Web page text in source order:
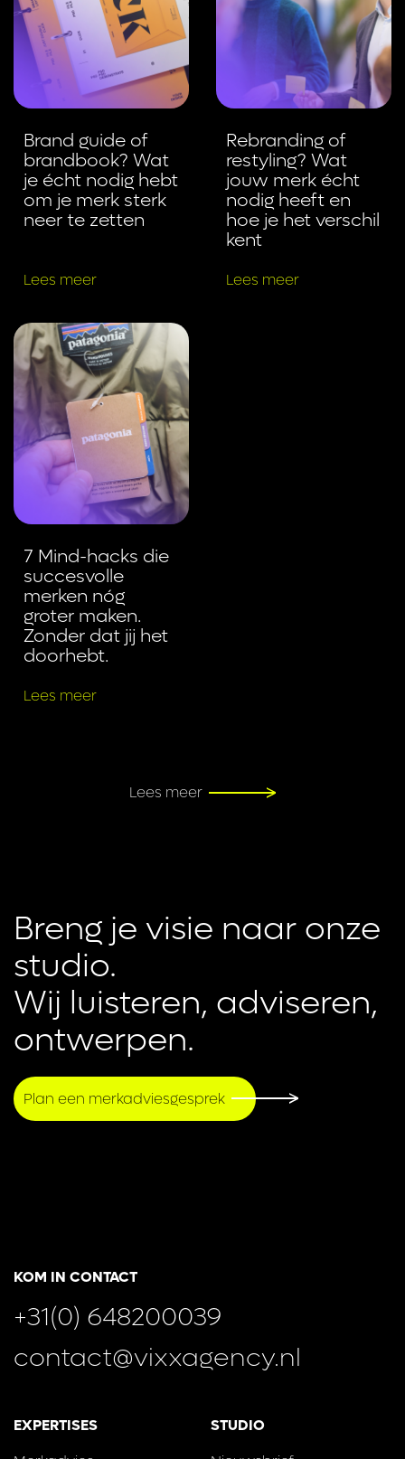
Brand guide of
brandbook? Wat
je écht nodig hebt
om je merk sterk
neer te zetten
Lees meer
Rebranding of
restyling? Wat
jouw merk écht
nodig heeft en
hoe je het verschil
kent
Lees meer
7 Mind-hacks die
succesvolle
merken nóg
groter maken.
Zonder dat jij het
doorhebt.
Lees meer
Lees meer
Breng je visie naar onze
studio.
Wij luisteren, adviseren,
ontwerpen.
Plan een merkadviesgesprek
KOM IN CONTACT
+31(0) 648200039
contact@vixxagency.nl
EXPERTISES
STUDIO